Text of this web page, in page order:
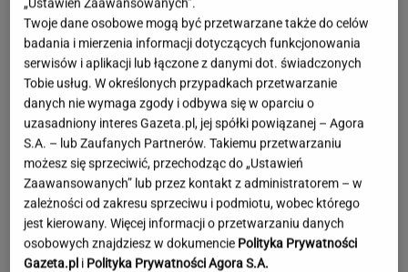
Angelina Jolie pod presją. Brad Pitt domaga
się ujawnienia dokumentów
„Ustawień Zaawansowanych”.
Twoje dane osobowe mogą być przetwarzane także do celów
badania i mierzenia informacji dotyczących funkcjonowania
serwisów i aplikacji lub łączone z danymi dot. świadczonych
Tobie usług. W określonych przypadkach przetwarzanie
danych nie wymaga zgody i odbywa się w oparciu o
uzasadniony interes Gazeta.pl, jej spółki powiązanej – Agora
S.A. – lub Zaufanych Partnerów. Takiemu przetwarzaniu
możesz się sprzeciwić, przechodząc do „Ustawień
Zaawansowanych” lub przez kontakt z administratorem – w
zależności od zakresu sprzeciwu i podmiotu, wobec którego
jest kierowany. Więcej informacji o przetwarzaniu danych
osobowych znajdziesz w dokumencie Polityka Prywatności
Gazeta.pl i Polityka Prywatności Agora S.A.